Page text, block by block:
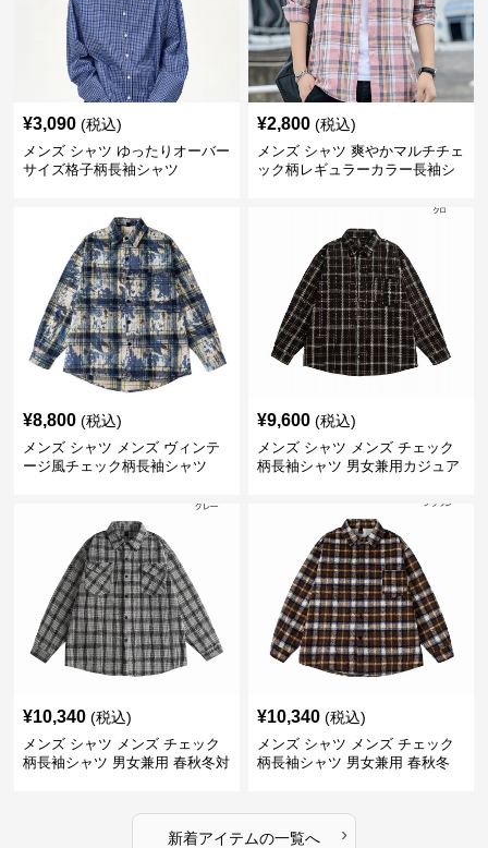
¥3,090 (税込)
メンズ シャツ ゆったりオーバー
サイズ格子柄長袖シャツ
¥2,800 (税込)
メンズ シャツ 爽やかマルチチェ
ック柄レギュラーカラー長袖シ
¥8,800 (税込)
メンズ シャツ メンズ ヴィンテ
ージ風チェック柄長袖シャツ
¥9,600 (税込)
メンズ シャツ メンズ チェック
柄長袖シャツ 男女兼用カジュア
¥10,340 (税込)
メンズ シャツ メンズ チェック
柄長袖シャツ 男女兼用 春秋冬対
¥10,340 (税込)
メンズ シャツ メンズ チェック
柄長袖シャツ 男女兼用 春秋冬
新着アイテムの一覧へ ›